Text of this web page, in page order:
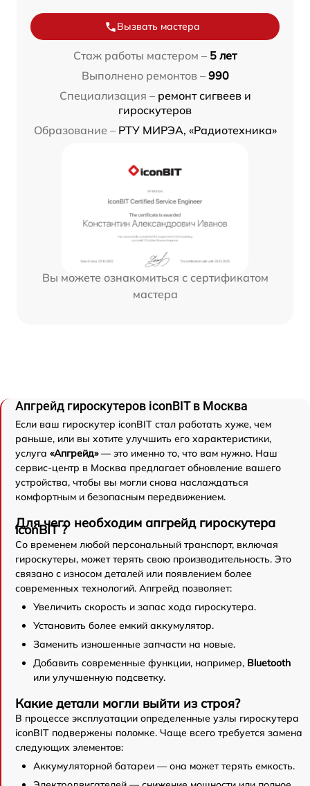
Вызвать мастера
Стаж работы мастером – 5 лет
Выполнено ремонтов – 990
Специализация – ремонт сигвеев и
гироскутеров
Образование – РТУ МИРЭА, «Радиотехника»
Вы можете ознакомиться с сертификатом
мастера
Апгрейд гироскутеров iconBIT в Москва
Если ваш гироскутер iconBIT стал работать хуже, чем
раньше, или вы хотите улучшить его характеристики,
услуга «Апгрейд»— это именно то, что вам нужно. Наш
сервис-центр в Москва предлагает обновление вашего
устройства, чтобы вы могли снова наслаждаться
комфортным и безопасным передвижением.
Для чего необходим апгрейд гироскутера
iconBIT ?
Со временем любой персональный транспорт, включая
гироскутеры, может терять свою производительность. Это
связано с износом деталей или появлением более
современных технологий. Апгрейд позволяет:
Увеличить скорость и запас хода гироскутера.
Установить более емкий аккумулятор.
Заменить изношенные запчасти на новые.
Добавить современные функции, например, Bluetooth
или улучшенную подсветку.
Какие детали могли выйти из строя?
В процессе эксплуатации определенные узлы гироскутера
iconBIT подвержены поломке. Чаще всего требуется замена
следующих элементов:
Аккумуляторной батареи — она может терять емкость.